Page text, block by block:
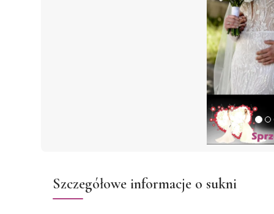
Szczegółowe informacje o sukni